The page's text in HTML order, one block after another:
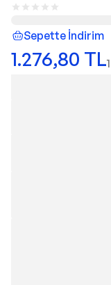
Sepette İndirim
1.276,80 TL